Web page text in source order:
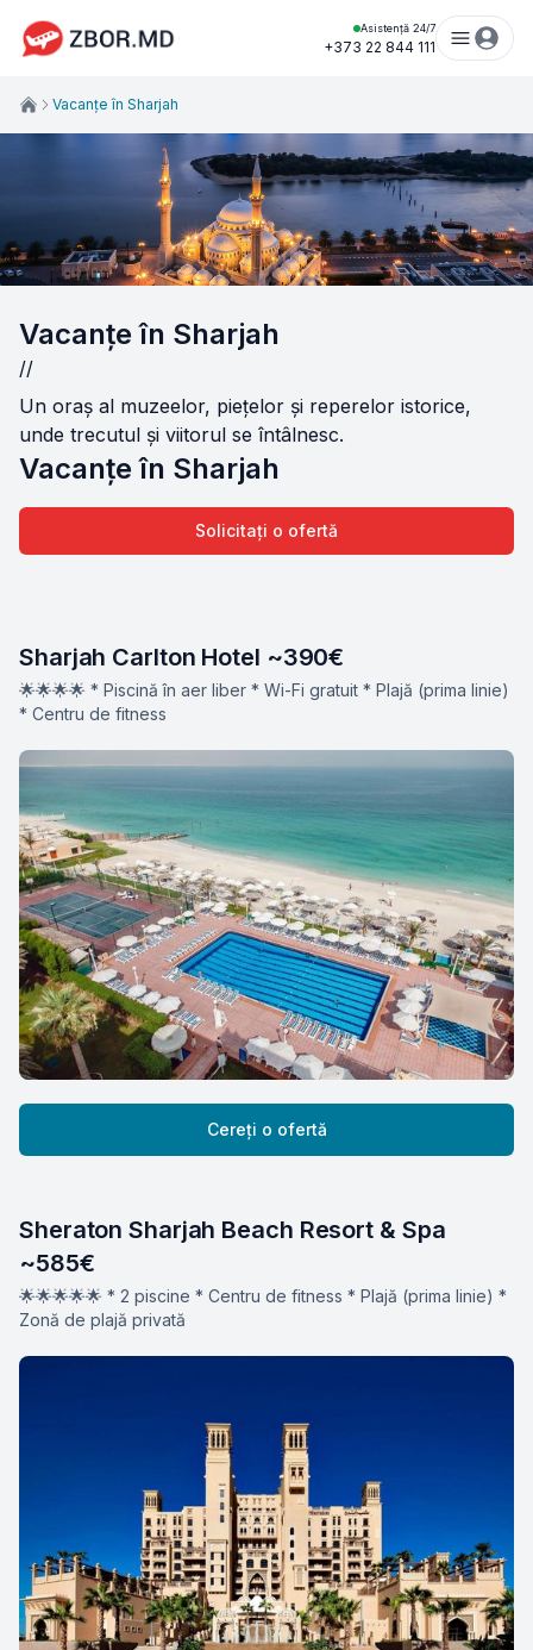
Asistență 24/7
+373 22 844 111
Vacanțe în Sharjah
Vacanțe în Sharjah
//
Un oraș al muzeelor, piețelor și reperelor istorice,
unde trecutul și viitorul se întâlnesc.
Vacanțe în Sharjah
Solicitați o ofertă
Sharjah Carlton Hotel ~390€
🌟🌟🌟🌟 * Piscină în aer liber * Wi-Fi gratuit * Plajă (prima linie)
* Centru de fitness
Cereți o ofertă
Sheraton Sharjah Beach Resort & Spa
~585€
🌟🌟🌟🌟🌟 * 2 piscine * Centru de fitness * Plajă (prima linie) *
Zonă de plajă privată